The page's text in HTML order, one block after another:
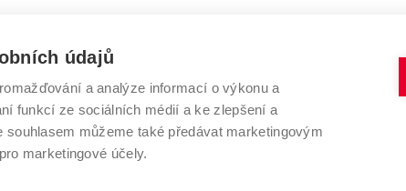
VYSOKÉ UČENÍ TECHNICKÉ V BRNĚ
Antonínská 548/1
602 00 Brno
www.vut.cz
údajů
a analýze informací o výkonu a
funkcí ze sociálních médií a ke zlepšení a
souhlasem můžeme také předávat marketingovým
marketingové účely.